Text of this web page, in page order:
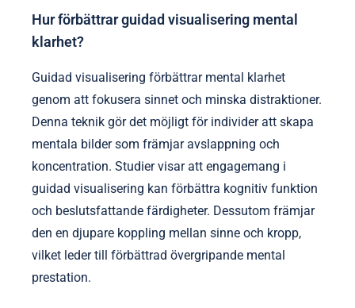
Hur förbättrar guidad visualisering mental
klarhet?
Guidad visualisering förbättrar mental klarhet
genom att fokusera sinnet och minska distraktioner.
Denna teknik gör det möjligt för individer att skapa
mentala bilder som främjar avslappning och
koncentration. Studier visar att engagemang i
guidad visualisering kan förbättra kognitiv funktion
och beslutsfattande färdigheter. Dessutom främjar
den en djupare koppling mellan sinne och kropp,
vilket leder till förbättrad övergripande mental
prestation.